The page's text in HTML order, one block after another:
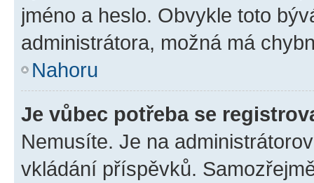
jméno a heslo. Obvykle toto
administrátora, možná má
Nahoru
Je vůbec potřeba se
Nemusíte. Je na
vkládání příspěvků.